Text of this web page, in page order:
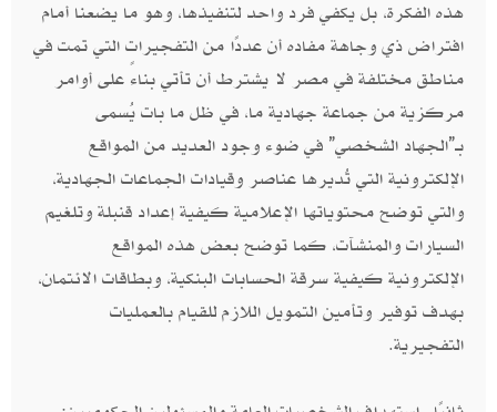
هذه الفكرة، بل يكفي فرد واحد لتنفيذها، وهو ما يضعنا أمام
افتراض ذي وجاهة مفاده أن عددًا من التفجيرات التي تمت في
مناطق مختلفة في مصر لا يشترط أن تأتي بناءً على أوامر
مركزية من جماعة جهادية ما، في ظل ما بات يُسمى
بـ”الجهاد الشخصي” في ضوء وجود العديد من المواقع
الإلكترونية التي تُديرها عناصر وقيادات الجماعات الجهادية،
والتي توضح محتوياتها الإعلامية كيفية إعداد قنبلة وتلغيم
السيارات والمنشآت، كما توضح بعض هذه المواقع
الإلكترونية كيفية سرقة الحسابات البنكية، وبطاقات الائتمان،
بهدف توفير وتأمين التمويل اللازم للقيام بالعمليات
التفجيرية.